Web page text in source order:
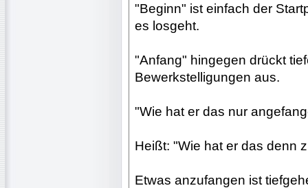
"Beginn" ist einfach der
es losgeht.
"Anfang" hingegen drückt
Bewerkstelligungen aus.
"Wie hat er das nur
Heißt: "Wie hat er das denn
Etwas anzufangen ist